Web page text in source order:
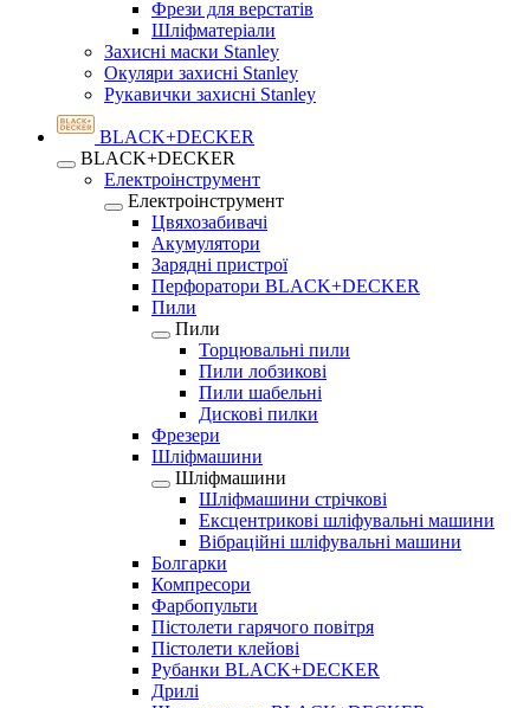
Фрези для верстатів
Шліфматеріали
Захисні маски Stanley
Окуляри захисні Stanley
Рукавички захисні Stanley
BLACK+DECKER
BLACK+DECKER
Електроінструмент
Електроінструмент
Цвяхозабивачі
Акумулятори
Зарядні пристрої
Перфоратори BLACK+DECKER
Пили
Пили
Торцювальні пили
Пили лобзикові
Пили шабельні
Дискові пилки
Фрезери
Шліфмашини
Шліфмашини
Шліфмашини стрічкові
Ексцентрикові шліфувальні машини
Вібраційні шліфувальні машини
Болгарки
Компресори
Фарбопульти
Пістолети гарячого повітря
Пістолети клейові
Рубанки BLACK+DECKER
Дрилі